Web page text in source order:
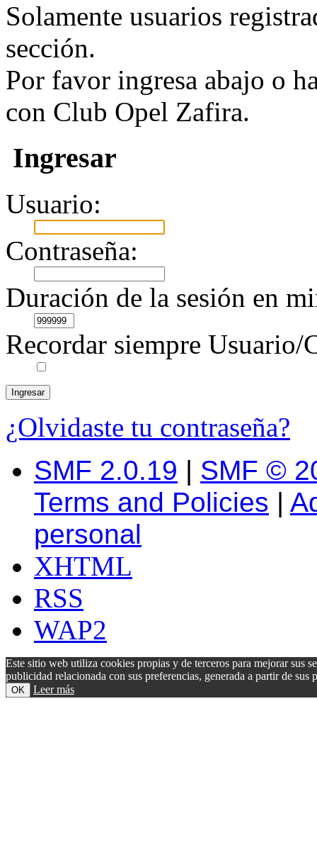
Solamente usuarios
sección.
Por favor ingresa abajo o
con Club Opel Zafira.
Ingresar
Usuario:
Contraseña:
Duración de la sesión en
Recordar siempre Usuario/
¿Olvidaste tu contraseña?
SMF 2.0.19 | SMF ©
Terms and Policies |
personal
XHTML
RSS
WAP2
Este sitio web utiliza cookies propias y de terceros para mejorar sus
publicidad relacionada con sus preferencias, generada a partir de
OK Leer más